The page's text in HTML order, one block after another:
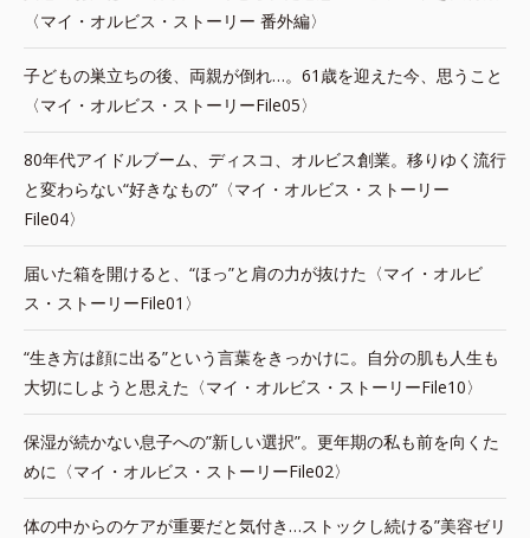
〈マイ・オルビス・ストーリー 番外編〉
子どもの巣立ちの後、両親が倒れ…。61歳を迎えた今、思うこと
〈マイ・オルビス・ストーリーFile05〉
80年代アイドルブーム、ディスコ、オルビス創業。移りゆく流行
と変わらない“好きなもの”〈マイ・オルビス・ストーリー
File04〉
届いた箱を開けると、“ほっ”と肩の力が抜けた〈マイ・オルビ
ス・ストーリーFile01〉
“生き方は顔に出る”という言葉をきっかけに。自分の肌も人生も
大切にしようと思えた〈マイ・オルビス・ストーリーFile10〉
保湿が続かない息子への”新しい選択”。更年期の私も前を向くた
めに〈マイ・オルビス・ストーリーFile02〉
体の中からのケアが重要だと気付き…ストックし続ける”美容ゼリ